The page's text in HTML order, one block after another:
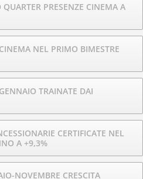
PRESENZE CINEMA A
NEL PRIMO BIMESTRE
TRAINATE DAI
CERTIFICATE NEL
A +9,3%
NOVEMBRE CRESCITA